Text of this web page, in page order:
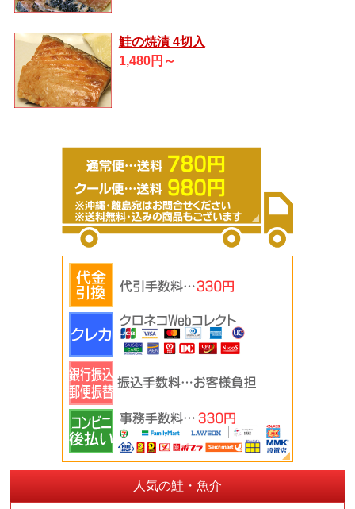
鮭の焼漬 4切入
1,480円～
人気の鮭・魚介